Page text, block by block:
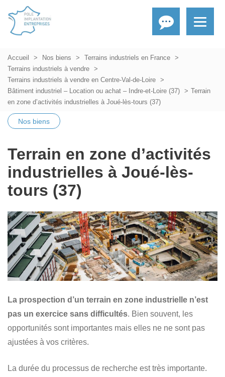
Accueil Nos biens
Terrains industriels en France
Terrains industriels à vendre
Terrains industriels à vendre en Centre-Val-de-Loire
Bâtiment industriel – Location ou achat – Indre-et-Loire (37)
Terrain
en zone d’activités industrielles à Joué-lès-tours (37)
Nos biens
Terrain en zone d’activités
industrielles à Joué-lès-
tours (37)
La prospection d’un terrain en zone industrielle n’est
pas un exercice sans difficultés. Bien souvent, les
opportunités sont importantes mais elles ne ne sont pas
ajustées à vos critères.
La durée du processus de recherche est très importante.